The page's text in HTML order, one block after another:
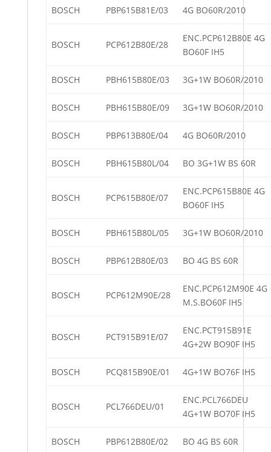
BOSCH PBP615B81E/03 4G BO60R/2010
BOSCH PCP612B80E/28
ENC.PCP612B80E 4G
BO60F IH5
BOSCH PBH615B80E/03 3G+1W BO60R/2010
BOSCH PBH615B80E/09 3G+1W BO60R/2010
BOSCH PBP613B80E/04 4G BO60R/2010
BOSCH PBH615B80L/04 BO 3G+1W BS 60R
BOSCH PCP615B80E/07
ENC.PCP615B80E 4G
BO60F IH5
BOSCH PBH615B80L/05 3G+1W BO60R/2010
BOSCH PBP612B80E/03 BO 4G BS 60R
BOSCH PCP612M90E/28
ENC.PCP612M90E 4G
M.S.BO60F IH5
BOSCH PCT915B91E/07
ENC.PCT915B91E
4G+2W BO90F IH5
BOSCH PCQ815B90E/01 4G+1W BO76F IH5
BOSCH PCL766DEU/01
ENC.PCL766DEU
4G+1W BO70F IH5
BOSCH PBP612B80E/02 BO 4G BS 60R